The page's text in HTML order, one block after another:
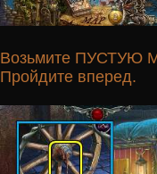
Возьмите ПУСТУЮ
Пройдите вперед.